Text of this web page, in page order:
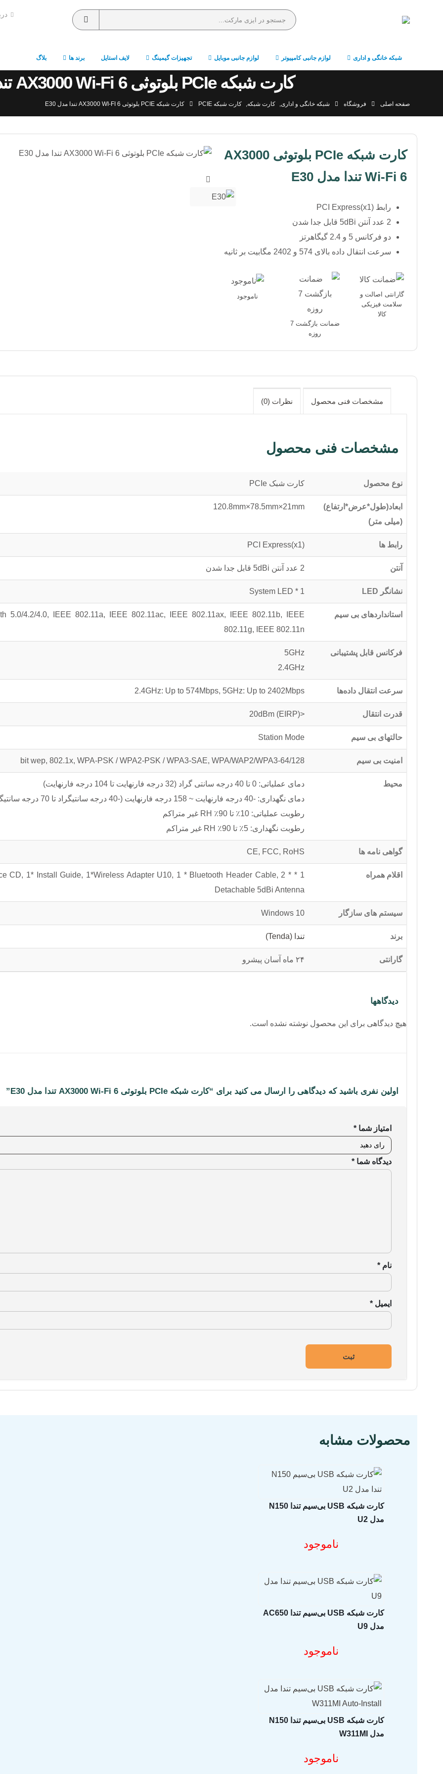
شبکه خانگی و اداری لوازم جانبی کامپیوتر لوازم جانبی موبایل تجهیزات گیمینگ لایف استایل برند ها بلاگ
کارت شبکه PCIe بلوتوثی AX3000 Wi-Fi 6 تندا مدل E30
صفحه اصلی فروشگاه شبکه خانگی و اداری, کارت شبکه, کارت شبکه PCIE کارت شبکه PCIE بلوتوثی AX3000 WI-FI 6 تندا مدل E30
کارت شبکه PCIe بلوتوثی AX3000
Wi-Fi 6 تندا مدل E30
رابط PCI Express(x1)
2 عدد آنتن 5dBi قابل جدا شدن
دو فرکانس 5 و 2.4 گیگاهرتز
سرعت انتقال داده بالای 574 و 2402 مگابیت بر ثانیه
گارانتی اصالت و
سلامت فیزیکی
کالا
ضمانت بازگشت 7
روزه
ناموجود
مشخصات فنی محصول نظرات (0)
مشخصات فنی محصول
نوع محصول کارت شبک PCIe
ابعاد(طول*عرض*ارتفاع)
(میلی متر)
120.8mm×78.5mm×21mm
رابط ها PCI Express(x1)
آنتن 2 عدد آنتن 5dBi قابل جدا شدن
نشانگر LED 1 * System LED
استانداردهای بی سیم
5.0/4.2/4.0, IEEE 802.11a, IEEE 802.11ac, IEEE 802.11ax, IEEE 802.11b, IEEE
802.11g, IEEE 802.11n
فرکانس قابل پشتیبانی
5GHz
2.4GHz
سرعت انتقال داده‌ها 2.4GHz: Up to 574Mbps, 5GHz: Up to 2402Mbps
قدرت انتقال <20dBm (EIRP)
حالتهای بی سیم Station Mode
امنیت بی سیم 64/128-bit wep, 802.1x, WPA-PSK / WPA2-PSK / WPA3-SAE, WPA/WAP2/WPA3
محیط
دمای عملیاتی: 0 تا 40 درجه سانتی گراد (32 درجه فارنهایت تا 104 درجه فارنهایت)
دمای نگهداری: -40 درجه فارنهایت ~ 158 درجه فارنهایت (-40 درجه سانتیگراد تا 70 درجه سانتیگراد)
رطوبت عملیاتی: 10٪ تا 90٪ RH غیر متراکم
رطوبت نگهداری: 5٪ تا 90٪ RH غیر متراکم
گواهی نامه ها CE, FCC, RoHS
اقلام همراه
CD, 1* Install Guide, 1*Wireless Adapter U10, 1 * Bluetooth Header Cable, 2 *
Detachable 5dBi Antenna
سیستم های سازگار Windows 10
برند تندا (Tenda)
گارانتی ۲۴ ماه آسان پیشرو
دیدگاهها
هیچ دیدگاهی برای این محصول نوشته نشده است.
اولین نفری باشید که دیدگاهی را ارسال می کنید برای “کارت شبکه PCIe بلوتوثی AX3000 Wi-Fi 6 تندا مدل E30”
امتیاز شما*
دیدگاه شما*
نام*
ایمیل*
محصولات مشابه
کارت شبکه USB بی‌سیم تندا N150
مدل U2
ناموجود
کارت شبکه USB بی‌سیم تندا AC650
مدل U9
ناموجود
کارت شبکه USB بی‌سیم تندا N150
مدل W311MI
ناموجود
فروشگاه اینترنتی ایزی مارکت
ایزی مارکت
شرکت نوآوران آسان پیشرو (فروشگاه اینترنتی ایزی مارکت) ، فروشگاهی مطمئن
اینترنتی ایزی مارکت اصالت محصولات خود را تضمین می‌کند و یک خرید امن را برای
لپ تاپ،لوازم جانبی موبایل و کامپیوتر